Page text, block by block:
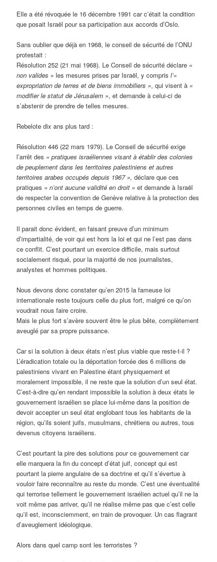
Elle a été révoquée le 16 décembre 1991 car c’était la condition
que posait Israël pour sa participation aux accords d’Oslo.
Sans oublier que déjà en 1968, le conseil de sécurité de l’ONU
protestait :
Résolution 252 (21 mai 1968). Le Conseil de sécurité déclare «
non valides » les mesures prises par Israël, y compris l’«
expropriation de terres et de biens immobiliers », qui visent à «
modifier le statut de Jérusalem », et demande à celui-ci de
s’abstenir de prendre de telles mesures.
Rebelote dix ans plus tard :
Résolution 446 (22 mars 1979). Le Conseil de sécurité exige
l’arrêt des « pratiques israéliennes visant à établir des colonies
de peuplement dans les territoires palestiniens et autres
territoires arabes occupés depuis 1967 », déclare que ces
pratiques « n’ont aucune validité en droit » et demande à Israël
de respecter la convention de Genève relative à la protection des
personnes civiles en temps de guerre.
Il parait donc évident, en faisant preuve d’un minimum
d’impartialité, de voir qui est hors la loi et qui ne l’est pas dans
ce conflit. C’est pourtant un exercice difficile, mais surtout
socialement risqué, pour la majorité de nos journalistes,
analystes et hommes politiques.
Nous devons donc constater qu’en 2015 la fameuse loi
internationale reste toujours celle du plus fort, malgré ce qu’on
voudrait nous faire croire.
Mais le plus fort s’avère souvent être le plus bête, complètement
aveuglé par sa propre puissance.
Car si la solution à deux états n’est plus viable que reste-t-il ?
L’éradication totale ou la déportation forcée des 6 millions de
palestiniens vivant en Palestine étant physiquement et
moralement impossible, il ne reste que la solution d’un seul état.
C’est-à-dire qu’en rendant impossible la solution à deux états le
gouvernement israélien se place lui-même dans la position de
devoir accepter un seul état englobant tous les habitants de la
région, qu’ils soient juifs, musulmans, chrétiens ou autres, tous
devenus citoyens israéliens.
C’est pourtant la pire des solutions pour ce gouvernement car
elle marquera la fin du concept d’état juif, concept qui est
pourtant la pierre angulaire de sa doctrine et qu’il s’évertue à
vouloir faire reconnaître au reste du monde. C’est une éventualité
qui terrorise tellement le gouvernement israélien actuel qu’il ne la
voit même pas arriver, qu’il ne réalise même pas que c’est celle
qu’il est, inconsciemment, en train de provoquer. Un cas flagrant
d’aveuglement idéologique.
Alors dans quel camp sont les terroristes ?